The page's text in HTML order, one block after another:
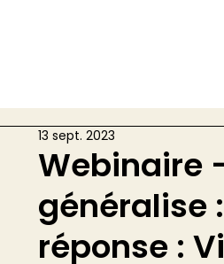
Webinaire
généralise
réponse :
13 sept. 2023